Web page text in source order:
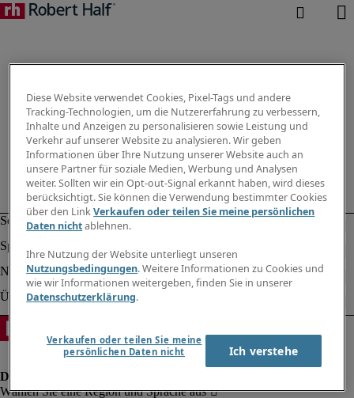
Diese Website verwendet Cookies, Pixel-Tags und andere
Tracking-Technologien, um die Nutzererfahrung zu verbessern,
Inhalte und Anzeigen zu personalisieren sowie Leistung und
Verkehr auf unserer Website zu analysieren. Wir geben
Informationen über Ihre Nutzung unserer Website auch an
unsere Partner für soziale Medien, Werbung und Analysen
weiter. Sollten wir ein Opt-out-Signal erkannt haben, wird dieses
berücksichtigt. Sie können die Verwendung bestimmter Cookies
über den LinkVerkaufen oder teilen Sie meine persönlichen
Daten nichtablehnen.
Ihre Nutzung der Website unterliegt unseren
Nutzungsbedingungen. Weitere Informationen zu Cookies und
wie wir Informationen weitergeben, finden Sie in unserer
Datenschutzerklärung.
Verkaufen oder teilen Sie meine
persönlichen Daten nicht
Ich verstehe